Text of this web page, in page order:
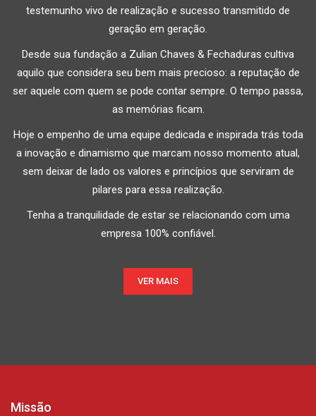
testemunho vivo de realização e sucesso transmitido de
geração em geração.
Desde sua fundação a Zulian Chaves & Fechaduras cultiva
aquilo que considera seu bem mais precioso: a reputação de
ser aquele com quem se pode contar sempre. O tempo passa,
as memórias ficam.
Hoje o empenho de uma equipe dedicada e inspirada trás toda
a inovação e dinamismo que marcam nosso momento atual,
sem deixar de lado os valores e princípios que serviram de
pilares para essa realização.
Tenha a tranquilidade de estar se relacionando com uma
empresa 100% confiável.
VER MAIS
Missão